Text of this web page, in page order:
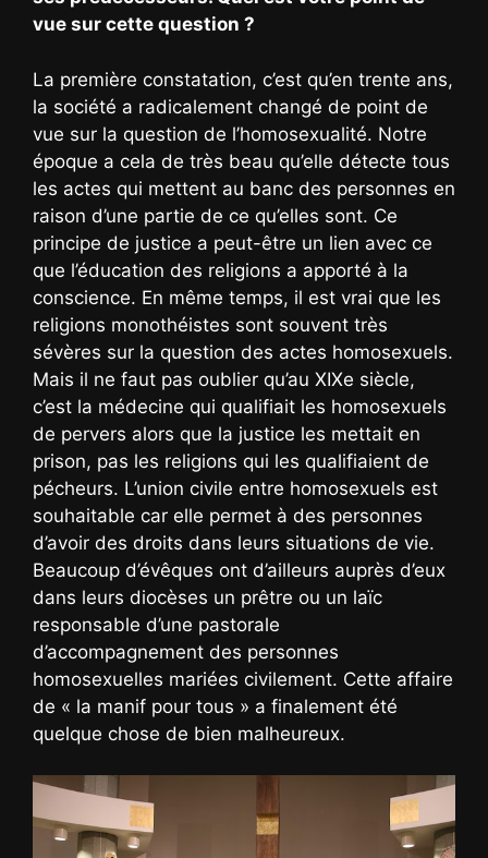
vue sur cette question ?
La première constatation, c’est qu’en trente ans,
la société a radicalement changé de point de
vue sur la question de l’homosexualité. Notre
époque a cela de très beau qu’elle détecte tous
les actes qui mettent au banc des personnes en
raison d’une partie de ce qu’elles sont. Ce
principe de justice a peut-être un lien avec ce
que l’éducation des religions a apporté à la
conscience. En même temps, il est vrai que les
religions monothéistes sont souvent très
sévères sur la question des actes homosexuels.
Mais il ne faut pas oublier qu’au XIXe siècle,
c’est la médecine qui qualifiait les homosexuels
de pervers alors que la justice les mettait en
prison, pas les religions qui les qualifiaient de
pécheurs. L’union civile entre homosexuels est
souhaitable car elle permet à des personnes
d’avoir des droits dans leurs situations de vie.
Beaucoup d’évêques ont d’ailleurs auprès d’eux
dans leurs diocèses un prêtre ou un laïc
responsable d’une pastorale
d’accompagnement des personnes
homosexuelles mariées civilement. Cette affaire
de « la manif pour tous » a finalement été
quelque chose de bien malheureux.